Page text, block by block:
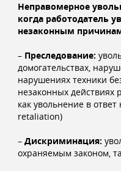
Неправомерное
когда работодатель
незаконным
– Преследование:
домогательствах,
нарушениях техники
незаконных действиях
как увольнение в
retaliation)
– Дискриминация:
охраняемым законом,